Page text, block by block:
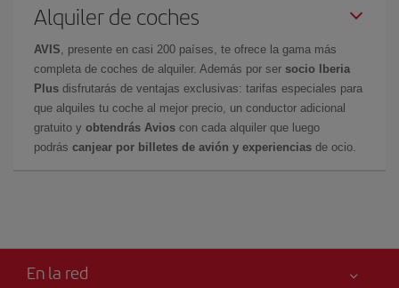
Alquiler de coches
AVIS, presente en casi 200 países, te ofrece la gama más
completa de coches de alquiler. Además por ser socio Iberia
Plus disfrutarás de ventajas exclusivas: tarifas especiales para
que alquiles tu coche al mejor precio, un conductor adicional
gratuito y obtendrás Avios con cada alquiler que luego
podrás canjear por billetes de avión y experiencias de ocio.
En la red